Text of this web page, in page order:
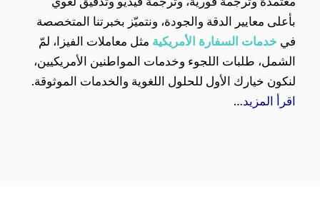
بأعلى معايير الدقة والجودة، ونتميّز بخبرتنا المتخصصة
في خدمات السفارة الأمريكية مثل معاملات الفيزا، لمّ
الشمل، طلبات اللجوء وخدمات المواطنين الأمريكيين،
لنكون خيارك الأول للحلول اللغوية والخدمات الموثوقة.
اقرأ المزيد…